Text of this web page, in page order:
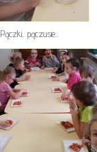
Pączki, pączusie...